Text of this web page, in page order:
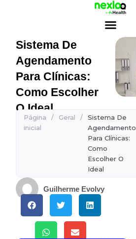
conteúdo
Sistema De
Agendamento
Para Clínicas:
Como Escolher
O Ideal
Página
inicial
/ Geral /
Sistema De
Agendamento
Para Clínicas:
Como
Escolher O
Ideal
Guilherme Evolvy